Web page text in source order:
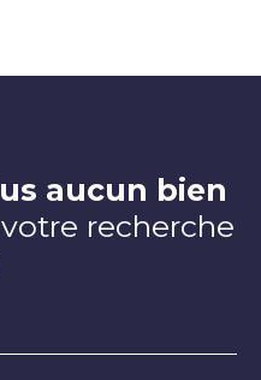
aucun bien
recherche